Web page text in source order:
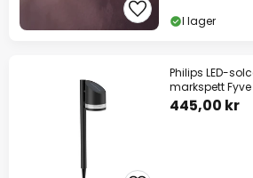
I lager
Philips LED-
markspett Fyve
445,00 kr